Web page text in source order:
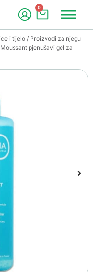
0
i tijelo / Proizvodi za njegu
pjenušavi gel za